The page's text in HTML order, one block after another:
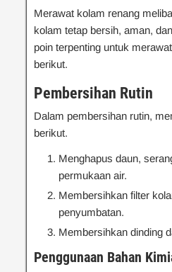
Merawat kolam renang
kolam tetap bersih, aman,
poin terpenting untuk
berikut.
Pembersihan Rutin
Dalam pembersihan rutin,
berikut.
Menghapus daun,
permukaan air.
Membersihkan filter
penyumbatan.
Membersihkan dinding
Penggunaan Bahan